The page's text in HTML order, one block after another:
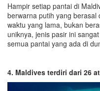
Hampir setiap pantai di
berwarna putih yang
waktu yang lama, bukan
uniknya, jenis pasir ini
semua pantai yang ada di
4. Maldives terdiri dari 26